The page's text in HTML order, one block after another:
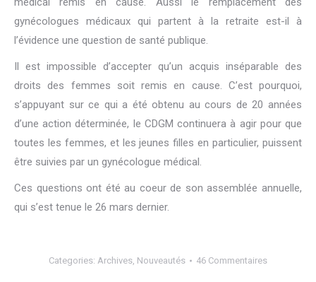
gynécologues médicaux qui partent à la retraite est-il à
l’évidence une question de santé publique.
Il est impossible d’accepter qu’un acquis inséparable des
droits des femmes soit remis en cause. C’est pourquoi,
s’appuyant sur ce qui a été obtenu au cours de 20 années
d’une action déterminée, le CDGM continuera à agir pour que
toutes les femmes, et les jeunes filles en particulier, puissent
être suivies par un gynécologue médical.
Ces questions ont été au coeur de son assemblée annuelle,
qui s’est tenue le 26 mars dernier.
Categories: Archives, Nouveautés 46 Commentaires